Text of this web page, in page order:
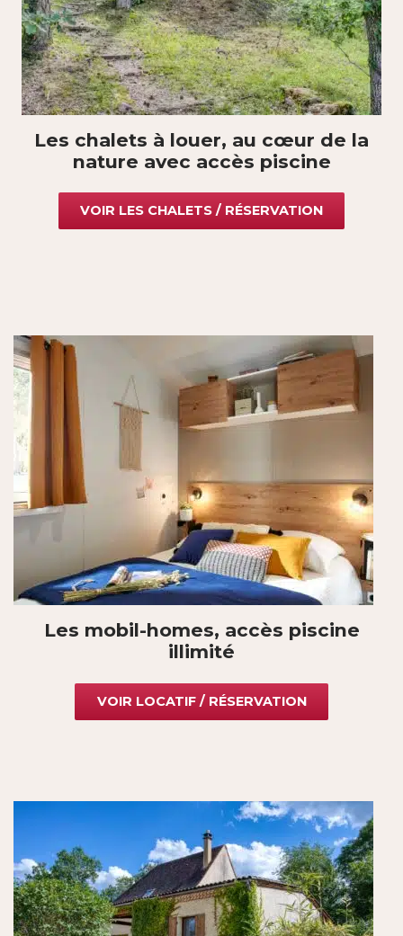
Les chalets à louer, au cœur de la
nature avec accès piscine
VOIR LES CHALETS / RÉSERVATION
Les mobil-homes, accès piscine
illimité
VOIR LOCATIF / RÉSERVATION